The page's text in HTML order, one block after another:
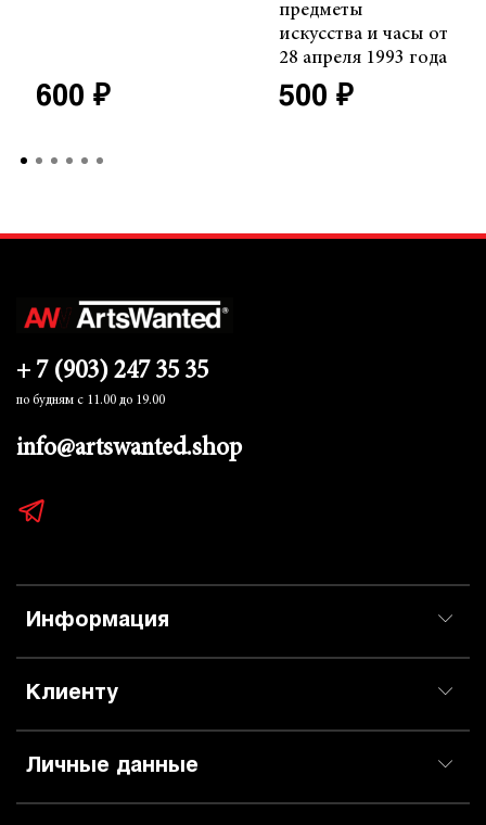
600 ₽
предметы
искусства и часы от
28 апреля 1993 года
500 ₽
Информация
Клиенту
Личные данные
+ 7 (903) 247 35 35
по будням с 11.00 до 19.00
info@artswanted.shop